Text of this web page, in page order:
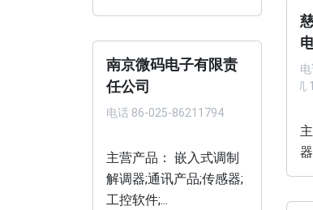
手
南京微码电子有限责
任公司
电话 86-025-86211794
主营产品： 嵌入式调制
解调器;通讯产品;传感器;
工控软件;...